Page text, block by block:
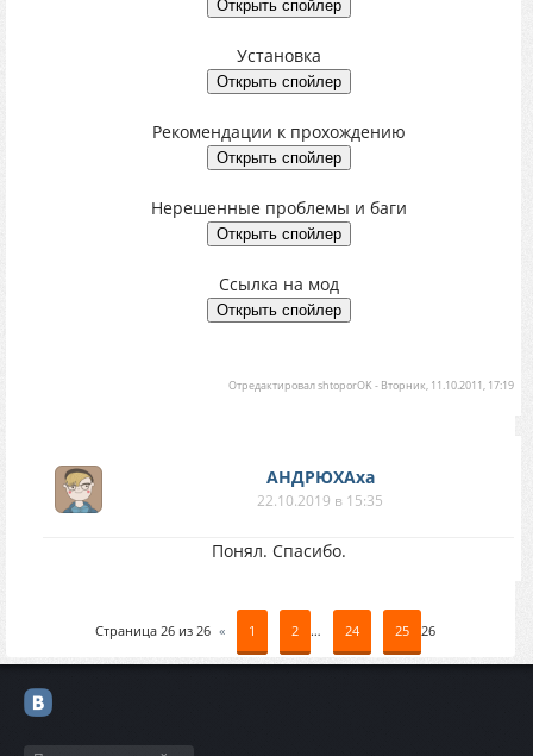
Установка
Рекомендации к прохождению
Нерешенные проблемы и баги
Ссылка на мод
ОтредактировалshtoporOK - Вторник, 11.10.2011, 17:19
АНДРЮХАха
22.10.2019 в 15:35
Понял. Спасибо.
Страница 26из 26 « 1 2 … 24 25 26